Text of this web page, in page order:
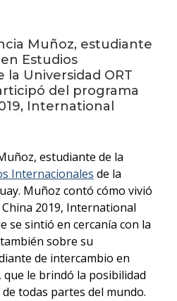
Blog
Muñoz, estudiante
Estudios
Universidad ORT
del programa
International
estudiante de la
Internacionales de la
Muñoz contó cómo vivió
2019, International
se sintió en cercanía con la
sobre su
de intercambio en
le brindó la posibilidad
todas partes del mundo.